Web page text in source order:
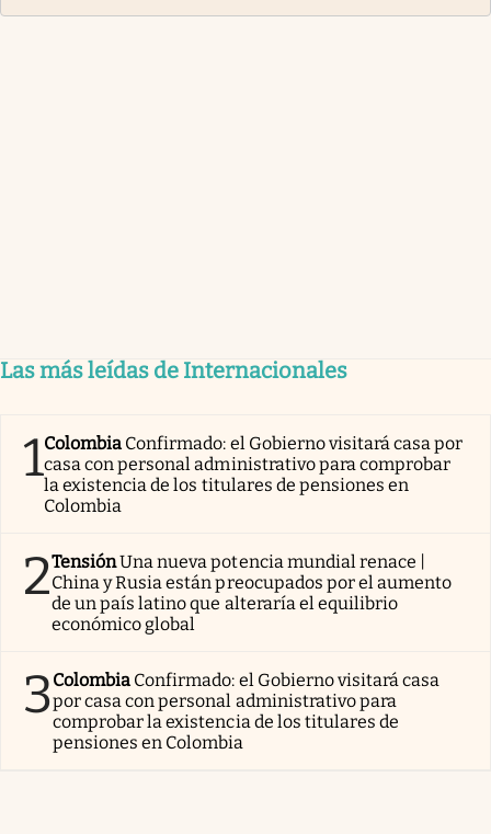
Las más leídas de Internacionales
1Colombia Confirmado: el Gobierno visitará casa por
casa con personal administrativo para comprobar
la existencia de los titulares de pensiones en
Colombia
2TensiónUna nueva potencia mundial renace |
China y Rusia están preocupados por el aumento
de un país latino que alteraría el equilibrio
económico global
3Colombia Confirmado: el Gobierno visitará casa
por casa con personal administrativo para
comprobar la existencia de los titulares de
pensiones en Colombia